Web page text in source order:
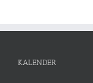
KALENDER